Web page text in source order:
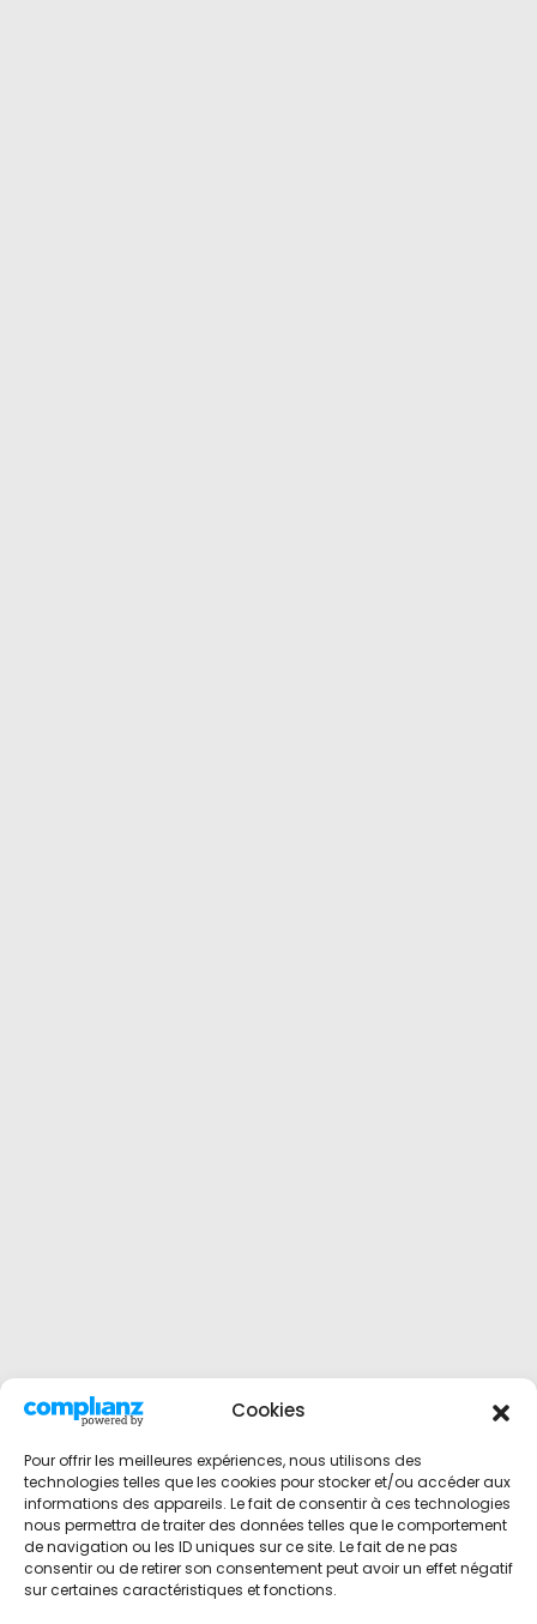
Cookies
Pour offrir les meilleures expériences, nous utilisons des
technologies telles que les cookies pour stocker et/ou accéder aux
informations des appareils. Le fait de consentir à ces technologies
nous permettra de traiter des données telles que le comportement
de navigation ou les ID uniques sur ce site. Le fait de ne pas
consentir ou de retirer son consentement peut avoir un effet négatif
sur certaines caractéristiques et fonctions.